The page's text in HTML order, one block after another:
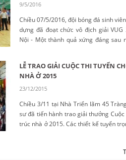
9/5/2016
Chiều 07/5/2016, đội bóng đá sinh
dựng đã đoạt chức vô địch giải VUG
Nội - Một thành quả xứng đáng sau
chàng trai áo vàng sau khi giành
gay cấn đến nghẹt thở trước đội
nghiệp Việt Nam trong trận chung
cùng ngày tại nhà thi đấu Bách Khoa
LỄ TRAO GIẢI CUỘC THI TUYỂN
NHÀ Ở 2015
23/12/2015
Chiều 3/11 tại Nhà Triển lãm 45
sư đã tiến hành trao giải thưởng Cuộc
trúc nhà ở 2015. Các thiết kế tuyển